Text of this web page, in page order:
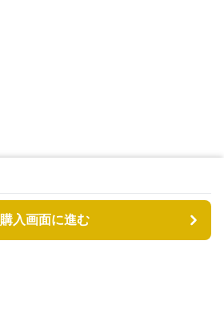
購入画面に進む